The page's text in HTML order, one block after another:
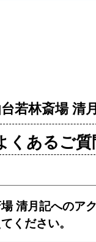
若林斎場 清
くあるご質
清月記へのア
ください。